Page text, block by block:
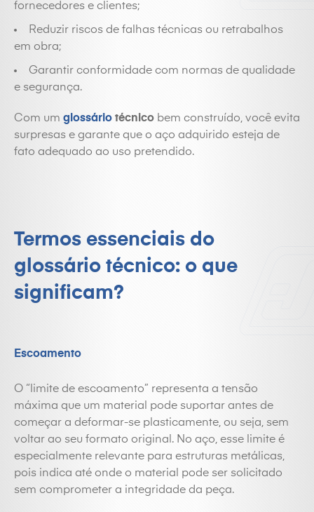
fornecedores e clientes;
Reduzir riscos de falhas técnicas ou retrabalhos
em obra;
Garantir conformidade com normas de qualidade
e segurança.
Com um glossário técnico bem construído, você evita
surpresas e garante que o aço adquirido esteja de
fato adequado ao uso pretendido.
Termos essenciais do
glossário técnico: o que
significam?
Escoamento
O “limite de escoamento” representa a tensão
máxima que um material pode suportar antes de
começar a deformar-se plasticamente, ou seja, sem
voltar ao seu formato original. No aço, esse limite é
especialmente relevante para estruturas metálicas,
pois indica até onde o material pode ser solicitado
sem comprometer a integridade da peça.